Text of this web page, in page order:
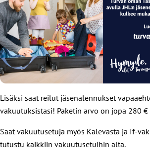
Lisäksi saat reilut jäsenalennukset
vakuutuksistasi! Paketin arvo on jopa 280 €
Saat vakuutusetuja myös Kalevasta ja If-
tutustu kaikkiin vakuutusetuihin alta.